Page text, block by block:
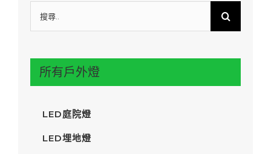
尋:
所有戶外燈
LED庭院燈
LED埋地燈